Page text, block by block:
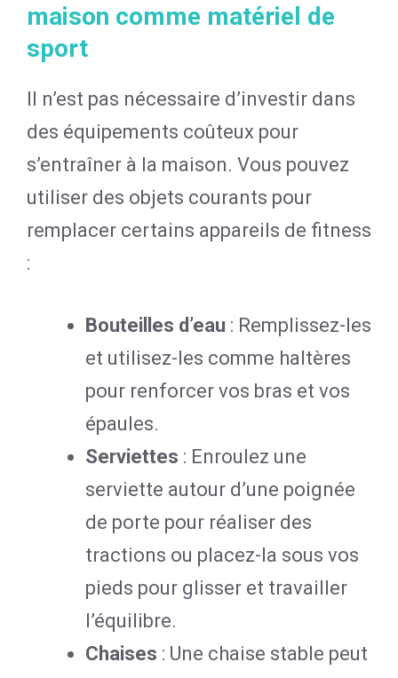
maison comme matériel de
sport
Il n’est pas nécessaire d’investir dans
des équipements coûteux pour
s’entraîner à la maison. Vous pouvez
utiliser des objets courants pour
remplacer certains appareils de fitness
:
Bouteilles d’eau : Remplissez-les
et utilisez-les comme haltères
pour renforcer vos bras et vos
épaules.
Serviettes : Enroulez une
serviette autour d’une poignée
de porte pour réaliser des
tractions ou placez-la sous vos
pieds pour glisser et travailler
l’équilibre.
Chaises : Une chaise stable peut